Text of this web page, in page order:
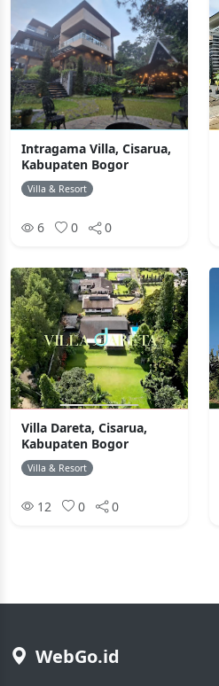
Intragama Villa, Cisarua,
Kabupaten Bogor
Villa & Resort
6 0 0
Villa Dareta, Cisarua,
Kabupaten Bogor
Villa & Resort
12 0 0
WebGo.id